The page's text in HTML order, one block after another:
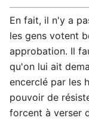
En fait, il n'y a
les gens votent
approbation. Il
qu'on lui ait
encerclé par les
pouvoir de
forcent à verser